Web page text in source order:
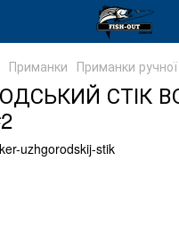
Приманки Приманки
СТІК
uzhgorodskij-stik